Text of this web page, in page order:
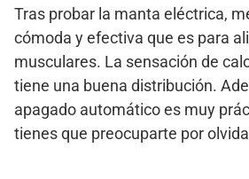
Tras probar la manta eléctrica,
cómoda y efectiva que es para
musculares. La sensación de
tiene una buena distribución.
apagado automático es muy
tienes que preocuparte por